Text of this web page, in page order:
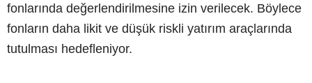
fonlarında değerlendirilmesine izin verilecek. Böylece
fonların daha likit ve düşük riskli yatırım araçlarında
tutulması hedefleniyor.